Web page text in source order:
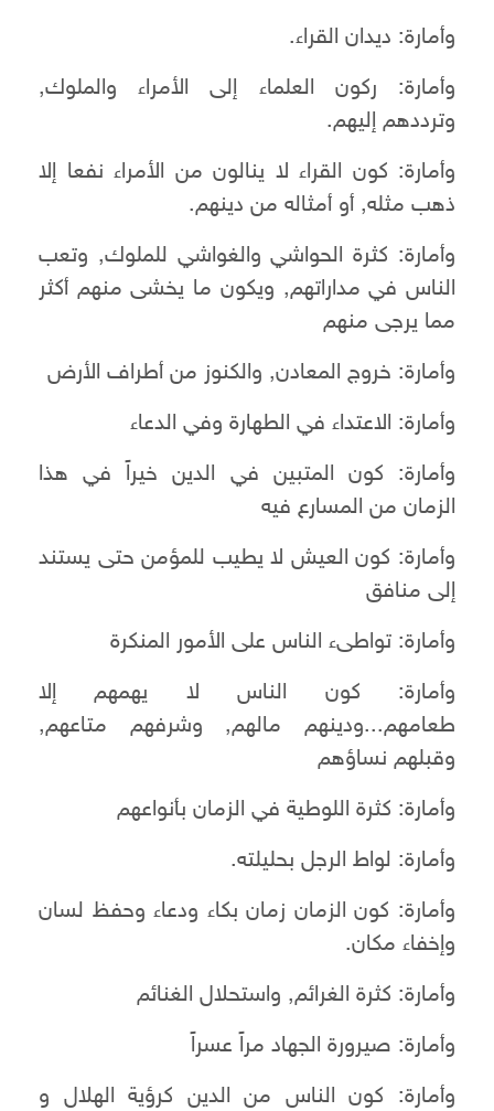
أمارة: ديدان القراء.
وأمارة: ركون العلماء إلى الأمراء والملوك,
وترددهم إليهم.
وأمارة: كون القراء لا ينالون من الأمراء نفعا إلا
ذهب مثله, أو أمثاله من دينهم.
أمارة: كثرة الحواشي والغواشي للملوك, وتعب
الناس في مداراتهم, ويكون ما يخشى منهم أكثر
مما يرجى منهم
وأمارة: خروج المعادن, والكنوز من أطراف الأرض
وأمارة: الاعتداء في الطهارة وفي الدعاء
وأمارة: كون المتبين في الدين خيراً في هذا
الزمان من المسارع فيه
وأمارة: كون العيش لا يطيب للمؤمن حتى يستند
إلى منافق
وأمارة: تواطىء الناس على الأمور المنكرة
وأمارة: كون الناس لا يهمهم إلا
طعامهم...ودينهم مالهم, وشرفهم متاعهم,
وقبلهم نساؤهم
وأمارة: كثرة اللوطية في الزمان بأنواعهم
وأمارة: لواط الرجل بحليلته.
وأمارة: كون الزمان زمان بكاء ودعاء وحفظ لسان
وإخفاء مكان.
وأمارة: كثرة الغرائم, واستحلال الغنائم
وأمارة: صيرورة الجهاد مراً عسراً
وأمارة: كون الناس من الدين كرؤية الهلال و